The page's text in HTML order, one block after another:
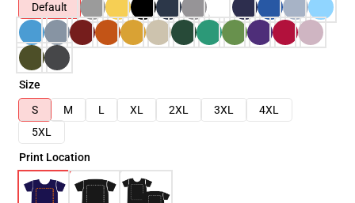
Default
Size
S
M L XL 2XL 3XL
4XL
5XL
Print Location